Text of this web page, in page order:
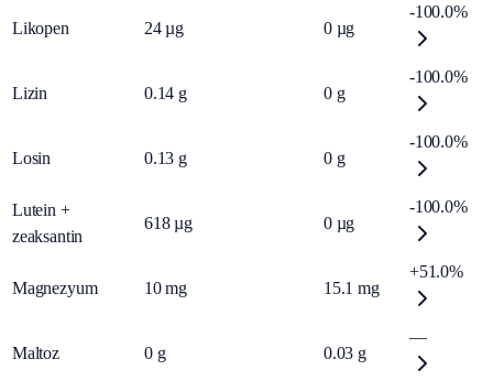
Likopen 24 µg 0 µg
-100.0%
Lizin 0.14 g 0 g
-100.0%
Losin 0.13 g 0 g
-100.0%
Lutein +
zeaksantin
618 µg 0 µg
-100.0%
Magnezyum 10 mg 15.1 mg
+51.0%
Maltoz 0 g 0.03 g
—